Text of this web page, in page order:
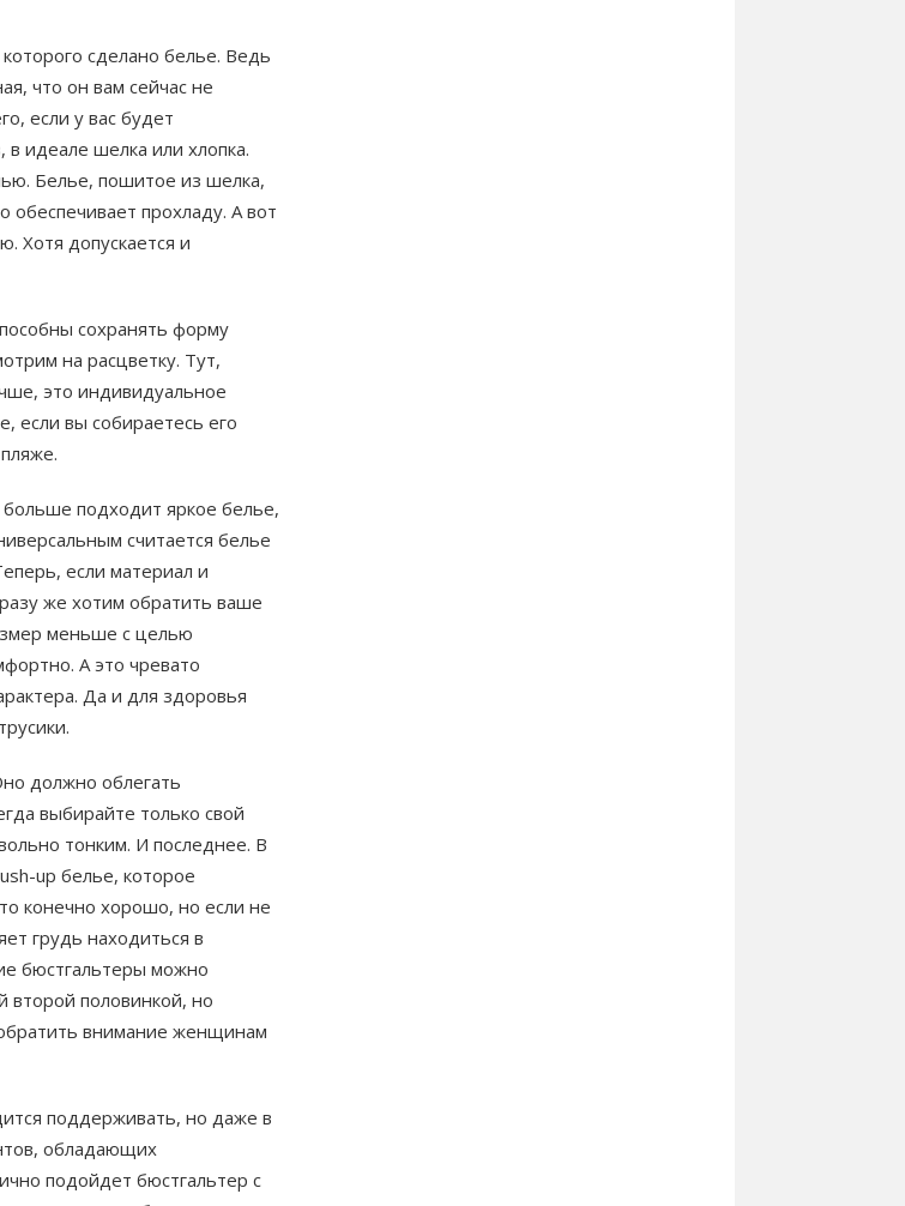
сделано белье. Ведь
что он вам сейчас не
если у вас будет
идеале шелка или хлопка.
Белье, пошитое из шелка,
обеспечивает прохладу. А вот
Хотя допускается и
сохранять форму
на расцветку. Тут,
это индивидуальное
если вы собираетесь его
подходит яркое белье,
считается белье
если материал и
же хотим обратить ваше
меньше с целью
А это чревато
Да и для здоровья
должно облегать
выбирайте только свой
тонким. И последнее. В
up белье, которое
конечно хорошо, но если не
грудь находиться в
бюстгальтеры можно
второй половинкой, но
внимание женщинам
поддерживать, но даже в
обладающих
подойдет бюстгальтер с